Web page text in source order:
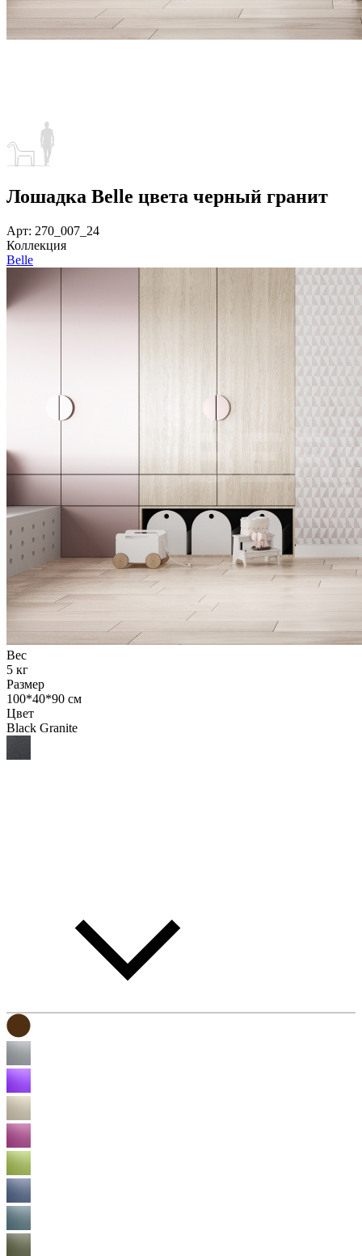
Лошадка Belle цвета черный гранит
Арт: 270_007_24
Коллекция
Belle
Вес
5 кг
Размер
100*40*90 см
Цвет
Black Granite